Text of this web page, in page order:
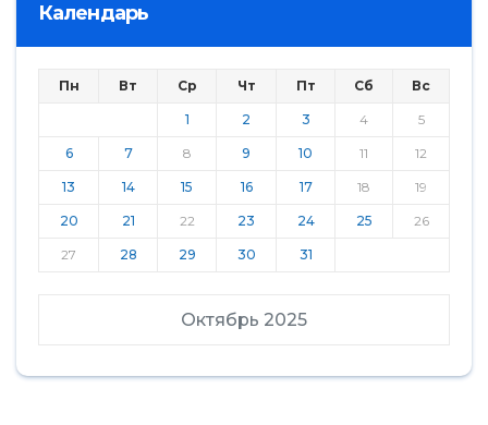
Календарь
Октябрь 2025
Пн Вт Ср Чт Пт Сб Вс
1 2 3 4 5
6 7 8 9 10 11 12
13 14 15 16 17 18 19
20 21 22 23 24 25 26
27 28 29 30 31